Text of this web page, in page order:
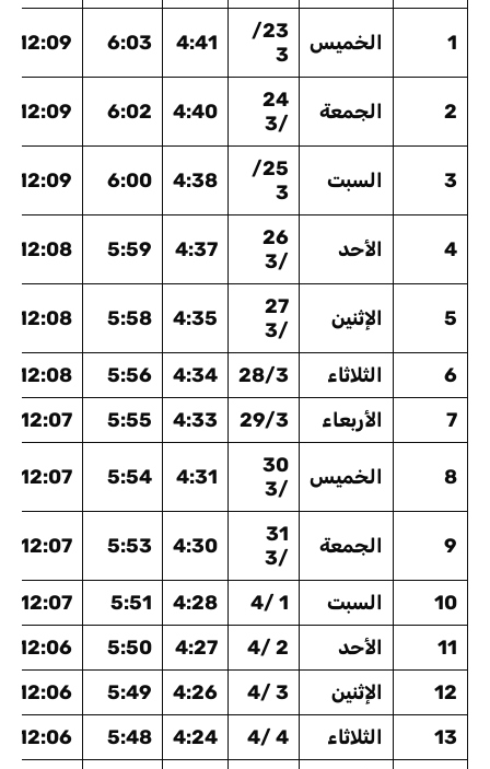
1 الخميس
23/
3
4:41
6:03
12:09
2 الجمعة
24
/3
4:40
6:02
12:09
3 السبت
25/
3
4:38
6:00
12:09
4 الأحد
26
/3
4:37
5:59
12:08
5 الإثنين
27
/3
4:35
5:58
12:08
6 الثلاثاء 28/3
4:34
5:56
12:08
7
الأربعاء 29/3
4:33
5:55
12:07
8 الخميس
30
/3
4:31
5:54
12:07
9 الجمعة
31
/3
4:30
5:53
12:07
10 السبت 1 /4
4:28
5:51
12:07
11
الأحد 2 /4
4:27
5:50
12:06
12
الإثنين 3 /4
4:26
5:49
12:06
13
الثلاثاء 4 /4
4:24
5:48
12:06